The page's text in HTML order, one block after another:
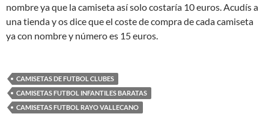
nombre ya que la camiseta así solo costaría 10 euros. Acudís a
una tienda y os dice que el coste de compra de cada camiseta
ya con nombre y número es 15 euros.
CAMISETAS DE FUTBOL CLUBES
CAMISETAS FUTBOL INFANTILES BARATAS
CAMISETAS FUTBOL RAYO VALLECANO